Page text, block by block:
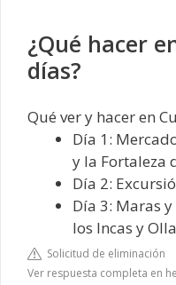
¿Qué hacer
días?
Qué ver y hacer en
Día 1:
y la Fortaleza
Día 2:
Día 3: Maras
los Incas y
Solicitud de eliminación
Ver respuesta completa en